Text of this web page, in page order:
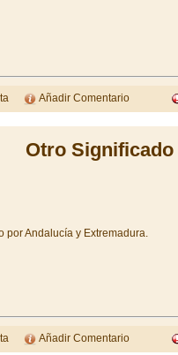
Añadir Comentario
Otro
por Andalucía y Extremadura.
Añadir Comentario